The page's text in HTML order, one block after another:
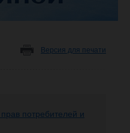
Версия для печати
потребителей и